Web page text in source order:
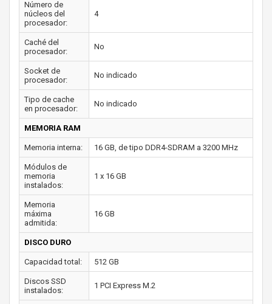
Número de
núcleos del
procesador:
4
Caché del
procesador:
No
Socket de
procesador:
No indicado
Tipo de cache
en procesador:
No indicado
MEMORIA RAM
Memoria interna: 16 GB, de tipo DDR4-SDRAM a 3200 MHz
Módulos de
memoria
instalados:
1 x 16 GB
Memoria
máxima
admitida:
16 GB
DISCO DURO
Capacidad total: 512 GB
Discos SSD
instalados:
1 PCI Express M.2